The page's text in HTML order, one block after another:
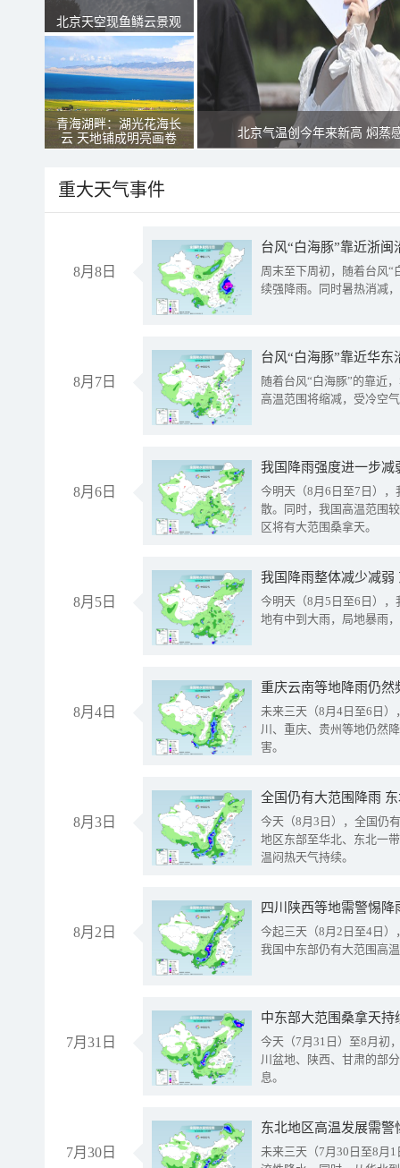
北京天空现鱼鳞云景观
青海湖畔：湖光花海长
云 天地铺成明亮画卷
北京气温创今年来新高 焖蒸
重大天气事件
8月8日
台风“白海豚”靠近浙
周末至下周初，随着台风“
续强降雨。同时暑热消减
8月7日
台风“白海豚”靠近华
随着台风“白海豚”的靠近
高温范围将缩减，受冷空
8月6日
今明天（8月6日至7日）
散。同时，我国高温范围
区将有大范围桑拿天。
8月5日
我国降雨整体减少减弱
今明天（8月5日至6日）
地有中到大雨，局地暴雨
8月4日
重庆云南等地降雨仍然
未来三天（8月4日至6日
川、重庆、贵州等地仍然
害。
8月3日
全国仍有大范围降雨
今天（8月3日），全国仍
地区东部至华北、东北一
温闷热天气持续。
8月2日
今起三天（8月2日至4日
我国中东部仍有大范围高
7月31日
中东部大范围桑拿天
今天（7月31日）至8月初
川盆地、陕西、甘肃的部
息。
7月30日
东北地区高温发展需
未来三天（7月30日至8月